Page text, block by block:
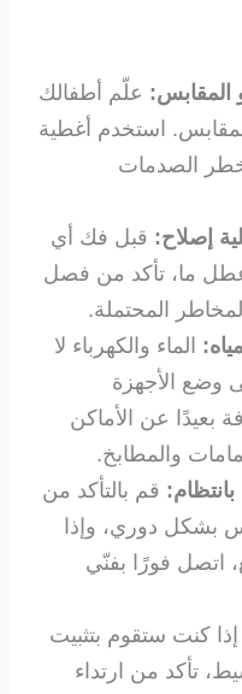
المقابس: علّم أطفالك
استخدم أغطية
الصدمات
إصلاح: قبل فك أي
عطل ما، تأكد من فصل
المحتملة.
الماء والكهرباء لا
وضع الأجهزة
بعيدًا عن الأماكن
والمطابخ.
قم بالتأكد من
بشكل دوري، وإذا
اتصل فورًا بفنّي
إذا كنت ستقوم بتثبيت
تأكد من ارتداء